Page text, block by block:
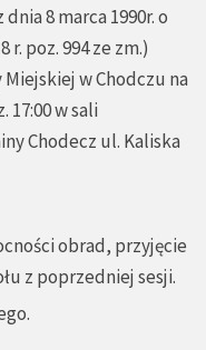
8 marca 1990r. o
r. poz. 994 ze zm.)
Miejskiej w Chodczu na
17:00 w sali
Chodecz ul. Kaliska
obrad, przyjęcie
z poprzedniej sesji.